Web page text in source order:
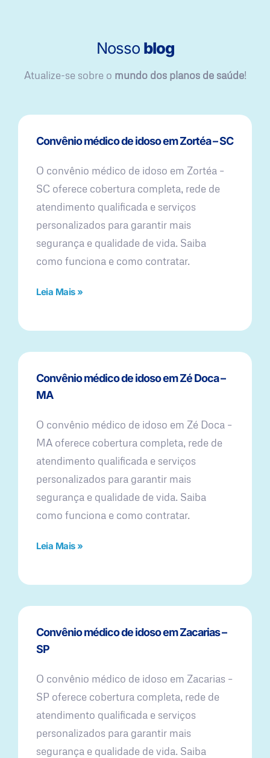
Nosso blog
Atualize-se sobre o mundo dos planos de saúde!
Convênio médico de idoso em Zortéa – SC
O convênio médico de idoso em Zortéa –
SC oferece cobertura completa, rede de
atendimento qualificada e serviços
personalizados para garantir mais
segurança e qualidade de vida. Saiba
como funciona e como contratar.
Leia Mais »
Convênio médico de idoso em Zé Doca –
MA
O convênio médico de idoso em Zé Doca –
MA oferece cobertura completa, rede de
atendimento qualificada e serviços
personalizados para garantir mais
segurança e qualidade de vida. Saiba
como funciona e como contratar.
Leia Mais »
Convênio médico de idoso em Zacarias –
SP
O convênio médico de idoso em Zacarias –
SP oferece cobertura completa, rede de
atendimento qualificada e serviços
personalizados para garantir mais
segurança e qualidade de vida. Saiba